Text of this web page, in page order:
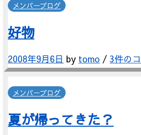
メンバーブログ
好物
2008年9月6日 by tomo /3件の
メンバーブログ
夏が帰ってきた？